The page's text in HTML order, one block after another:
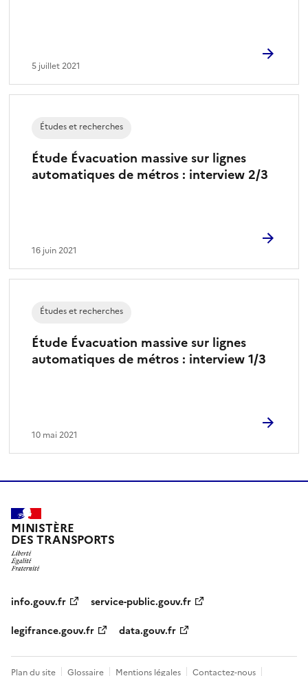
5 juillet 2021
Étude Évacuation massive sur lignes
automatiques de métros : interview 2/3
Études et recherches
16 juin 2021
Étude Évacuation massive sur lignes
automatiques de métros : interview 1/3
Études et recherches
10 mai 2021
MINISTÈRE
DES TRANSPORTS
info.gouv.fr
service-public.gouv.fr
legifrance.gouv.fr
data.gouv.fr
Plan du site Glossaire Mentions légales Contactez-nous